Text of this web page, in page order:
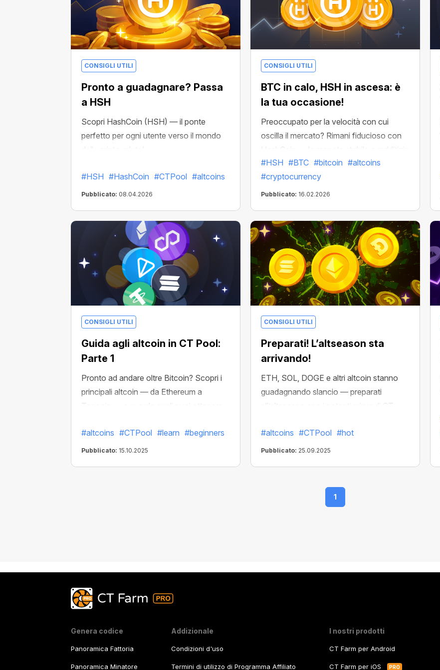
CONSIGLI UTILI
Pronto a guadagnare? Passa
a HSH
Scopri HashCoin (HSH) — il ponte
perfetto per ogni utente verso il mondo
delle criptovalute!
#HSH #HashCoin #CTPool #altcoins
Pubblicato: 08.04.2026
CONSIGLI UTILI
BTC in calo, HSH in ascesa: è
la tua occasione!
Preoccupato per la velocità con cui
oscilla il mercato? Rimani fiducioso con
HashCoin — la moneta stabile e redditizia
di CryptoTab progettata per guadagni
prevedibili.
#HSH #BTC #bitcoin #altcoins
#cryptocurrency
Pubblicato: 16.02.2026
CONSIGLI UTILI
Guida agli altcoin in CT Pool:
Parte 1
Pronto ad andare oltre Bitcoin? Scopri i
principali altcoin — da Ethereum a
Toncoin — e guarda quali puoi ottenere
#altcoins #CTPool #learn #beginners
Pubblicato: 15.10.2025
CONSIGLI UTILI
Preparati! L’altseason sta
arrivando!
ETH, SOL, DOGE e altri altcoin stanno
guadagnando slancio — preparati
all’altseason con i potenti miner di CT
#altcoins #CTPool #hot
Pubblicato: 25.09.2025
1
Genera codice
Panoramica Fattoria
Panoramica Minatore
Addizionale
Condizioni d'uso
Termini di utilizzo di Programma Affiliato
I nostri prodotti
CT Farm per Android
CT Farm per iOS PRO